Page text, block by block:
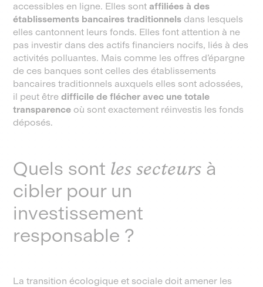
accessibles en ligne. Elles sontaffiliées à des
établissements bancaires traditionnels dans lesquels
elles cantonnent leurs fonds. Elles font attention à ne
pas investir dans des actifs financiers nocifs, liés à des
activités polluantes. Mais comme les offres d’épargne
de ces banques sont celles des établissements
bancaires traditionnels auxquels elles sont adossées,
il peut êtredifficile de flécher avec une totale
transparence où sont exactement réinvestis les fonds
déposés.
Quels sont les secteurs à
cibler pour un
investissement
responsable ?
La transition écologique et sociale doit amener les